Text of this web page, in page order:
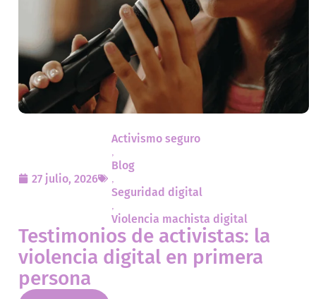
27 julio, 2026
Activismo seguro
Blog
Seguridad digital
Violencia machista digital
Testimonios de activistas: la
violencia digital en primera
persona